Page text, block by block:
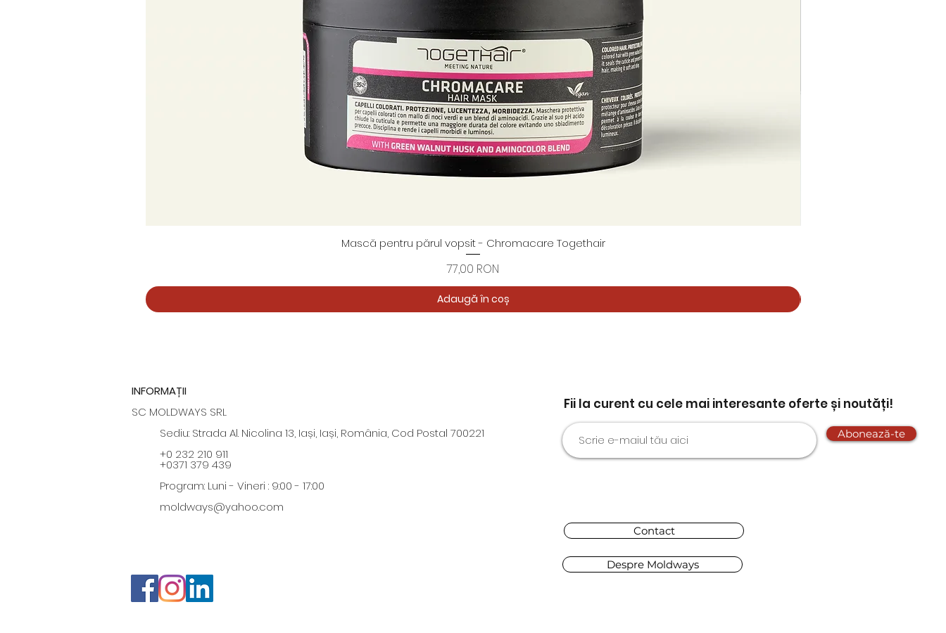
Afișare rapidă
Mască pentru părul vopsit - Chromacare Togethair
Preț
77,00 RON
Adaugă în coș
INFORMAȚII
SC MOLDWAYS SRL
Sediu: Strada Al. Nicolina 13, Iași, Iași, România, Cod Postal 700221
+0 232 210 911
+0371 379 439
Program: Luni - Vineri : 9:00 - 17:00
moldways@yahoo.com
Fii la curent cu cele mai interesante oferte și noutăți!
Abonează-te
Contact
Despre Moldways